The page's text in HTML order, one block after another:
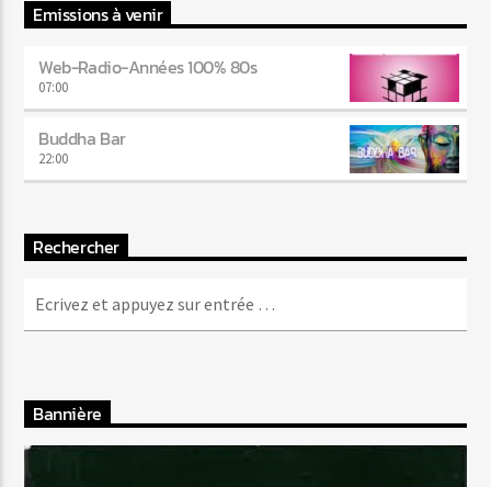
Emissions à venir
Web-Radio-Années 100% 80s
07:00
Buddha Bar
22:00
Rechercher
Bannière